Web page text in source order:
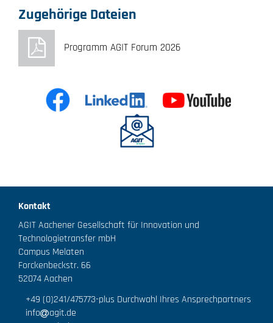
Zugehörige Dateien
Programm AGIT Forum 2026
Kontakt
AGIT Aachener Gesellschaft für Innovation und
Technologietransfer mbH
Campus Melaten
Forckenbeckstr. 66
52074 Aachen
+49 (0)241/475773-plus Durchwahl Ihres Ansprechpartners
info
agit.de